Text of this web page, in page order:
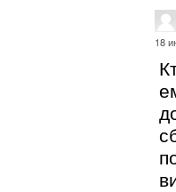
18